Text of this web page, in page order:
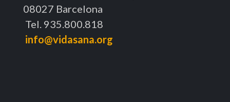
08027 Barcelona
Tel. 935.800.818
info@vidasana.org